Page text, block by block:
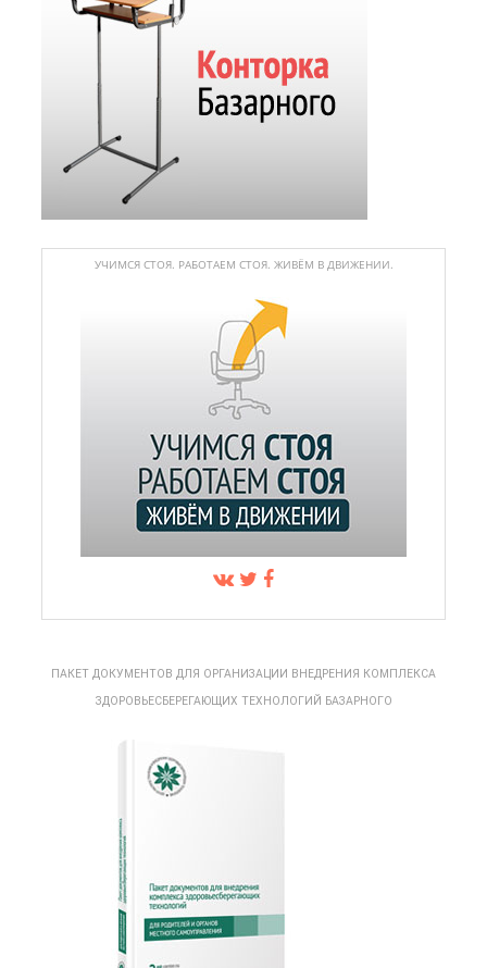
УЧИМСЯ СТОЯ. РАБОТАЕМ СТОЯ. ЖИВЁМ В ДВИЖЕНИИ.
ПАКЕТ ДОКУМЕНТОВ ДЛЯ ОРГАНИЗАЦИИ ВНЕДРЕНИЯ КОМПЛЕКСА
ЗДОРОВЬЕСБЕРЕГАЮЩИХ ТЕХНОЛОГИЙ БАЗАРНОГО